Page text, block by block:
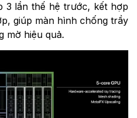
3 lần thế hệ trước, kết hợp
giúp màn hình chống trầy
mờ hiệu quả.